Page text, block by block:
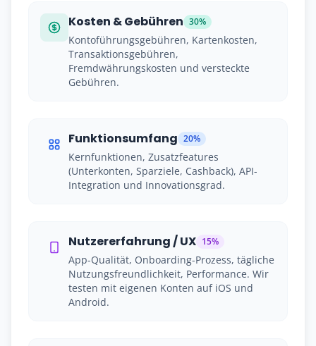
Kosten & Gebühren 30%
Kontoführungsgebühren, Kartenkosten,
Transaktionsgebühren,
Fremdwährungskosten und versteckte
Gebühren.
Funktionsumfang 20%
Kernfunktionen, Zusatzfeatures
(Unterkonten, Sparziele, Cashback), API-
Integration und Innovationsgrad.
Nutzererfahrung / UX 15%
App-Qualität, Onboarding-Prozess, tägliche
Nutzungsfreundlichkeit, Performance. Wir
testen mit eigenen Konten auf iOS und
Android.